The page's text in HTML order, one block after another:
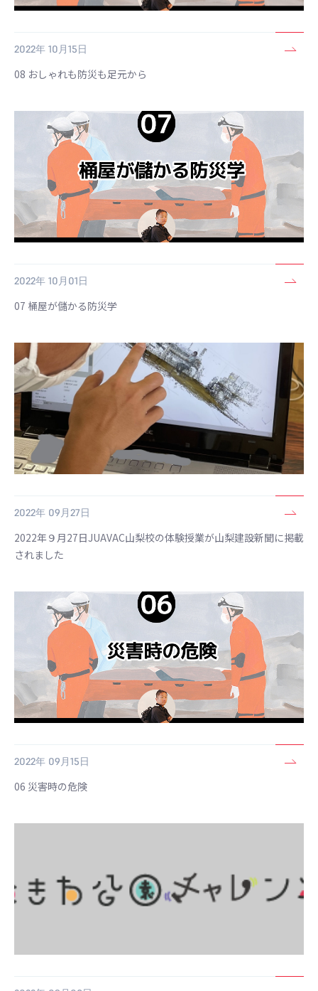
2022年 10月15日
08 おしゃれも防災も足元から
2022年 10月01日
07 桶屋が儲かる防災学
2022年 09月27日
2022年９月27日JUAVAC山梨校の体験授業が山梨建設新聞に掲載
されました
2022年 09月15日
06 災害時の危険